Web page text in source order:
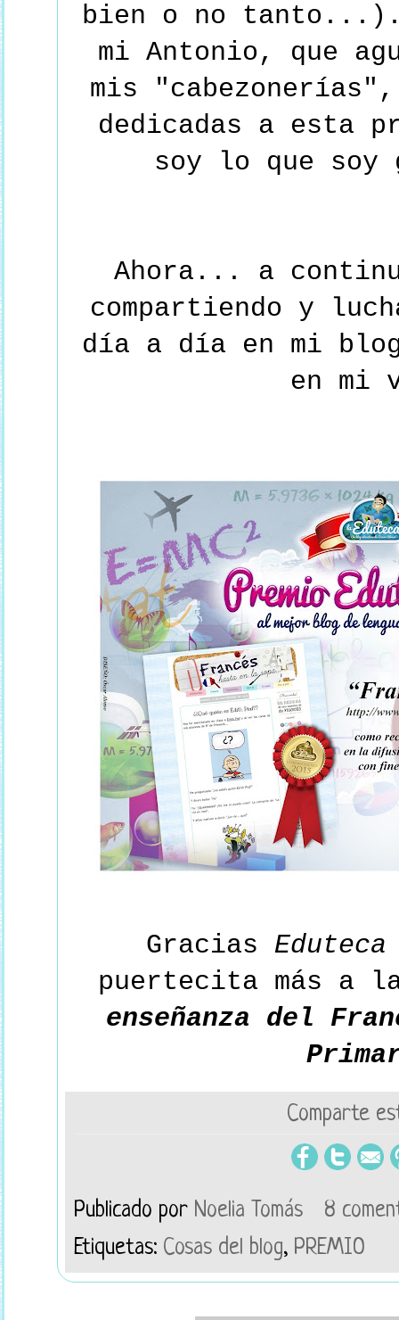
bien o no
mi Antonio, que
mis
dedicadas a esta
soy lo que
Ahora... a
compartiendo y
día a día en mi
en mi
Gracias Eduteca
puertecita más a
enseñanza del
Comparte
Publicado por Noelia Tomás
8
Etiquetas: Cosas del blog, PREMIO